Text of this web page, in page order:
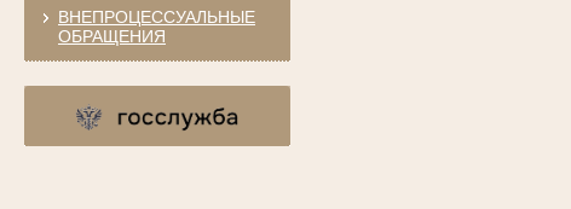
ВНЕПРОЦЕССУАЛЬНЫЕ
ОБРАЩЕНИЯ